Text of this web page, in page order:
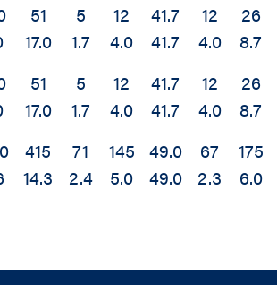
51
17.0
5
1.7
12
4.0
41.7
41.7
12
4.0
26
8.7
51
17.0
5
1.7
12
4.0
41.7
41.7
12
4.0
26
8.7
415
14.3
71
2.4
145
5.0
49.0
49.0
67
2.3
175
6.0